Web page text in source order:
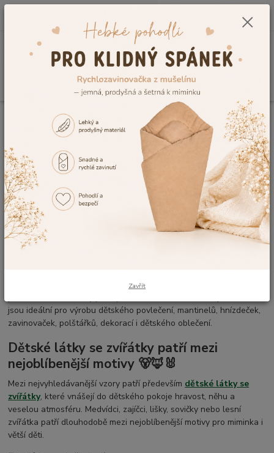
0,00 Kč
Dětské látky metráž pro miminka i děti 🧸
Dětské látky metráž pro miminka
i děti 🧸
Dětské látky na povlečení, výbavičku i
kreativní šití 🧵👶
Hledáte kvalitní dětské látky metráž pro šití výbavičky, dětského
povlečení nebo originálních doplňků do dětského pokoje? V naší
nabídce najdete široký výběr látek pro miminka i větší děti, které
Dětské látky patří mezi nejoblíbenější materiály pro domácí i
jsou ideální pro výrobu dětského povlečení, mantinelů, hnízdeček,
zavinovaček, polštářků, dekorací i dětského oblečení.
Dětské látky se zvířátky patří mezi
nejoblíbenější motivy 🐻🦊🐰
Mezi nejvyhledávanější vzory patří především dětské látky se
zvířátky, které vnášejí do dětského pokoje hravost, něhu a
veselou atmosféru. Medvídci, zajíčci, lišky, sovičky nebo lesní
zvířátka patří dlouhodobě mezi nejoblíbenější motivy pro miminka i
větší děti.
Zavřít